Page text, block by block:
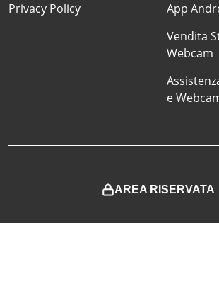
Privacy Policy
App
Vendita
Webcam
e
AREA RISERVATA